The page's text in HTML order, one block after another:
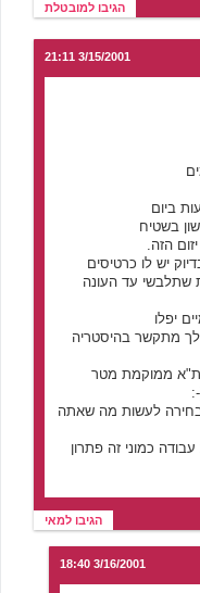
הגיבו למובטלת
3/15/2001 21:11
בשטיח
הזה.
יש לו כרטיסים
שתלבשי עד העונה
יפלו
מתקשר בהיסטריה
ממוקמת מטר
:
לעשות מה שאתה
כמוני זה פתרון
הגיבו למאי
3/16/2001 18:40